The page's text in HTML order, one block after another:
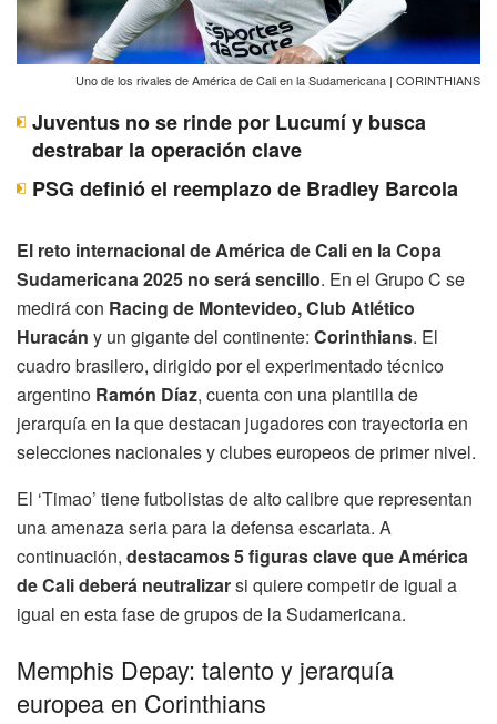
Uno de los rivales de América de Cali en la Sudamericana | CORINTHIANS
Juventus no se rinde por Lucumí y busca
destrabar la operación clave
PSG definió el reemplazo de Bradley Barcola
El reto internacional de América de Cali en la Copa
Sudamericana 2025 no será sencillo. En el Grupo C se
medirá con Racing de Montevideo, Club Atlético
Huracán y un gigante del continente: Corinthians. El
cuadro brasilero, dirigido por el experimentado técnico
argentino Ramón Díaz, cuenta con una plantilla de
jerarquía en la que destacan jugadores con trayectoria en
selecciones nacionales y clubes europeos de primer nivel.
El ‘Timao’ tiene futbolistas de alto calibre que representan
una amenaza seria para la defensa escarlata. A
continuación, destacamos 5 figuras clave que América
de Cali deberá neutralizarsi quiere competir de igual a
igual en esta fase de grupos de la Sudamericana.
Memphis Depay: talento y jerarquía
europea en Corinthians